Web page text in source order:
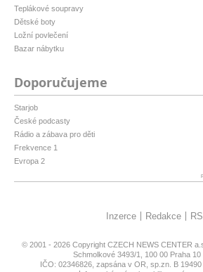
Teplákové soupravy
Dětské boty
Ložní povlečení
Bazar nábytku
Doporučujeme
Starjob
České podcasty
Rádio a zábava pro děti
Frekvence 1
Evropa 2
Inzerce Redakce
© 2001 - 2026 Copyright CZECH NEWS CENTER
Schmolkové 3493/1, 100 00 Praha 10
IČO: 02346826, zapsána v OR, sp.zn. B